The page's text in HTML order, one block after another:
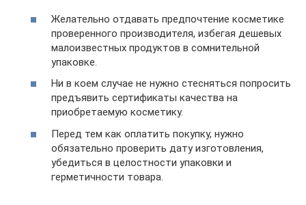
Желательно отдавать предпочтение косметике
проверенного производителя, избегая дешевых
малоизвестных продуктов в сомнительной
упаковке.
Ни в коем случае не нужно стесняться попросить
предъявить сертификаты качества на
приобретаемую косметику.
Перед тем как оплатить покупку, нужно
обязательно проверить дату изготовления,
убедиться в целостности упаковки и
герметичности товара.